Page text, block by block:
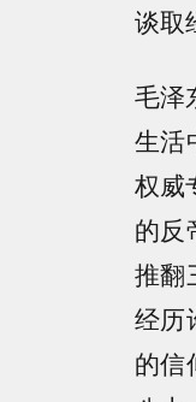
谈取
毛泽
生活
权威
的反
推翻
经历
的信